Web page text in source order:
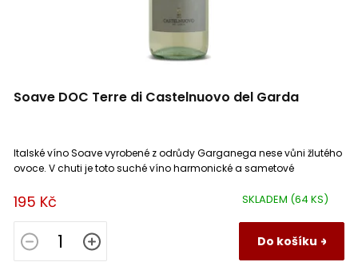
Soave DOC Terre di Castelnuovo del Garda
SKLADEM (64 KS)
195 Kč
Do košíku
Italské víno Soave vyrobené z odrůdy Garganega nese vůni žlutého
ovoce. V chuti je toto suché víno harmonické a sametové